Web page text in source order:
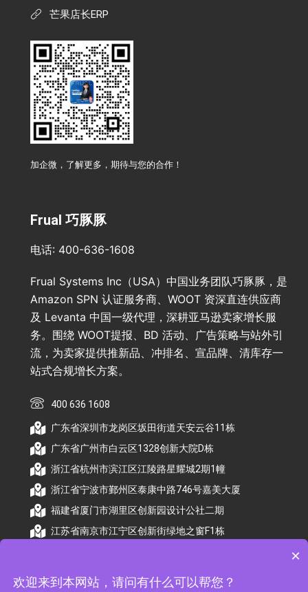
芒果店长ERP
加企微，了解更多，期待与您的合作！
Frual 巧豚豚
电话: 400-636-1608
Frual Systems Inc（USA）中国业务团队巧豚豚，是
Amazon SPN 认证服务商、WOOT 资深直连供应商
及 Levanta 中国一级代理，深耕亚马逊卖家增长服
务。围绕 WOOT提报、BD 活动、广告策略与站外引
流，为卖家提供推新品、冲排名、宣品牌、清库存一
站式合规增长方案。
400 636 1608
广东省深圳市龙岗区坂田街道天安云谷11栋
广东省广州市白云区1328创新大院D栋
浙江省杭州市滨江区江陵路星耀城2期1幢
浙江省宁波市鄞州区泰康中路746号嘉美大厦
福建省厦门市湖里区创新园设计公社二期
江苏省南京市江宁区创新街绿地之窗F1栋
×
欢迎来到本网站，请问有什么可以帮您？